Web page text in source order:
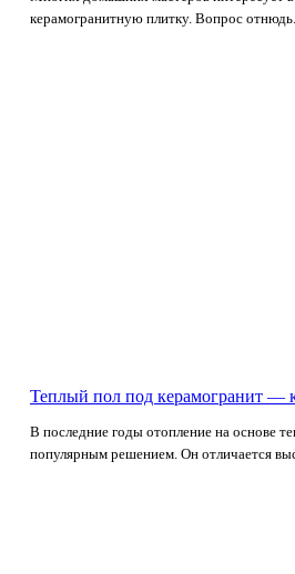
керамогранитную плитку. Вопрос
Теплый пол под керамогранит —
В последние годы отопление на основе
популярным решением. Он отличается